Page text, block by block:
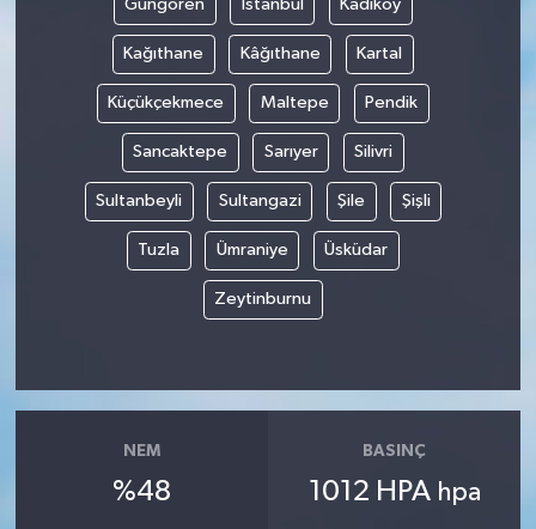
Güngören Istanbul Kadıköy
Kağıthane Kâğıthane Kartal
Küçükçekmece Maltepe Pendik
Sancaktepe Sarıyer Silivri
Sultanbeyli Sultangazi Şile Şişli
Tuzla Ümraniye Üsküdar
Zeytinburnu
NEM
%48
BASINÇ
1012 HPA hpa